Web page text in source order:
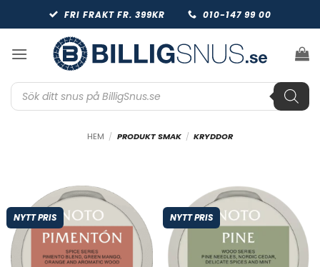
to
FRI FRAKT FR. 399KR 010-147 99 00
Produktsökning
HEM / PRODUKT SMAK / KRYDDOR
NYTT PRIS NYTT PRIS